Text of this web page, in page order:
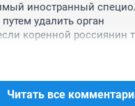
иностранный
удалить орган
коренной россиянин
Читать все